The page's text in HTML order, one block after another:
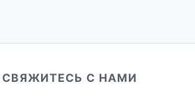
СВЯЖИТЕСЬ С НАМИ